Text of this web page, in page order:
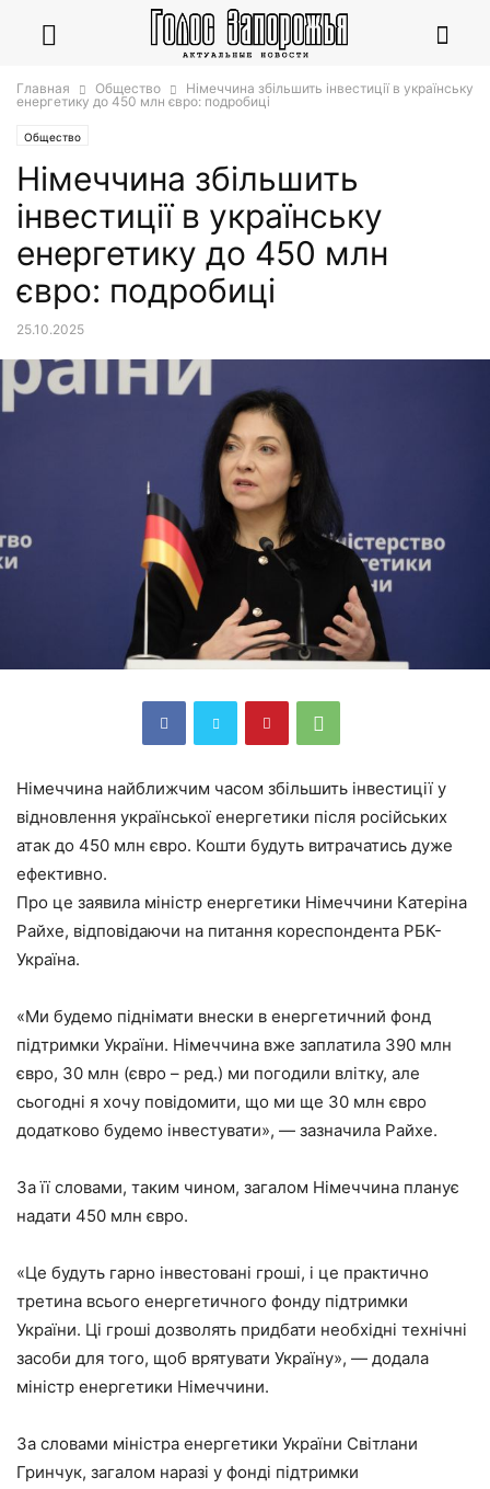
Главная Общество
Німеччина збільшить інвестиції в українську
енергетику до 450 млн євро: подробиці
Общество
Німеччина збільшить
інвестиції в українську
енергетику до 450 млн
євро: подробиці
25.10.2025
Німеччина найближчим часом збільшить інвестиції у
відновлення української енергетики після російських
атак до 450 млн євро. Кошти будуть витрачатись дуже
ефективно.
Про це заявила міністр енергетики Німеччини Катеріна
Райхе, відповідаючи на питання кореспондента РБК-
Україна.
«Ми будемо піднімати внески в енергетичний фонд
підтримки України. Німеччина вже заплатила 390 млн
євро, 30 млн (євро – ред.) ми погодили влітку, але
сьогодні я хочу повідомити, що ми ще 30 млн євро
додатково будемо інвестувати», — зазначила Райхе.
За її словами, таким чином, загалом Німеччина планує
надати 450 млн євро.
«Це будуть гарно інвестовані гроші, і це практично
третина всього енергетичного фонду підтримки
України. Ці гроші дозволять придбати необхідні технічні
засоби для того, щоб врятувати Україну», — додала
міністр енергетики Німеччини.
За словами міністра енергетики України Світлани
Гринчук, загалом наразі у фонді підтримки